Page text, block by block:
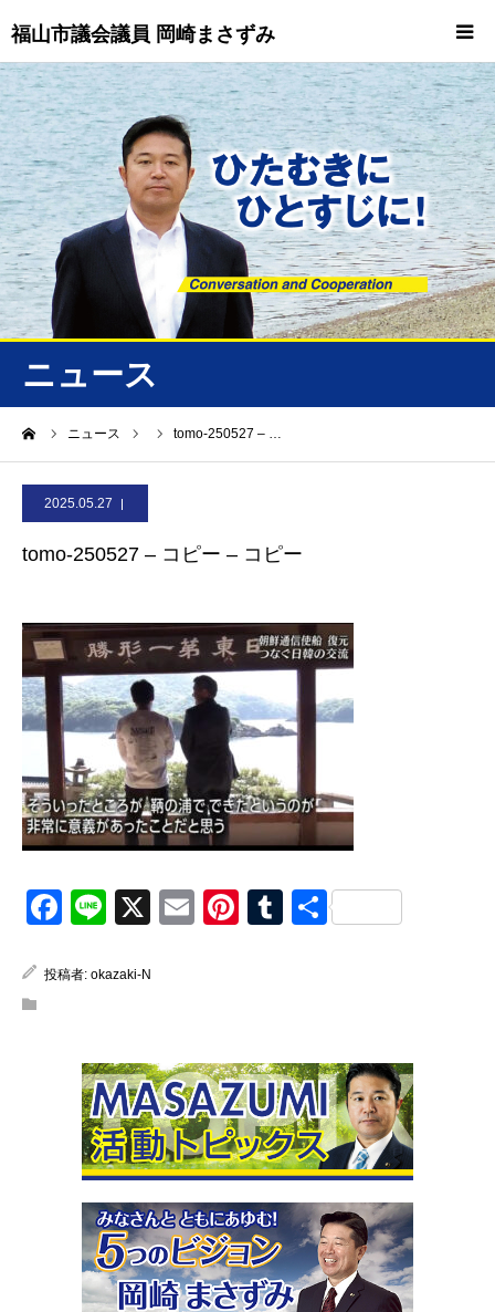
福山市議会議員 岡崎まさずみ
ニュース
ニュース tomo-250527 – …
2025.05.27
tomo-250527 – コピー – コピー
Facebook
Line
X EmailPinterest
Tumblr
共
投稿者: okazaki-N
HOME
重要情報
プロフィール
ニュース/トピックス
ニュース